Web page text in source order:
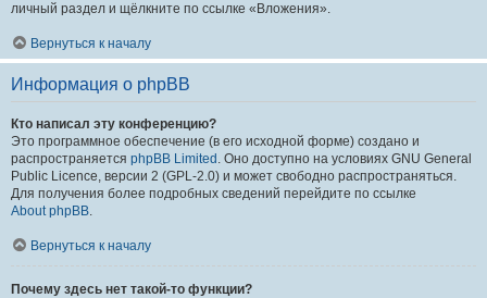
личный раздел и щёлкните по ссылке «Вложения».
Вернуться к началу
Информация о phpBB
Кто написал эту конференцию?
Это программное обеспечение (в его исходной форме) создано и
распространяется phpBB Limited . Оно доступно на условиях GNU General
Public Licence, версии 2 (GPL-2.0) и может свободно распространяться.
Для получения более подробных сведений перейдите по ссылке
About phpBB.
Вернуться к началу
Почему здесь нет такой-то функции?